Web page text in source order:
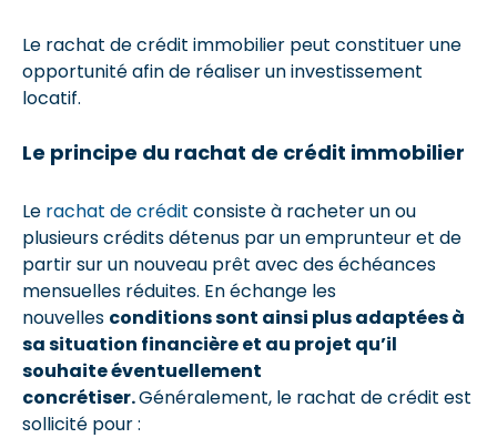
Le rachat de crédit immobilier peut constituer une
opportunité afin de réaliser un investissement
locatif.
Le principe du rachat de crédit immobilier
Le rachat de crédit consiste à racheter un ou
plusieurs crédits détenus par un emprunteur et de
partir sur un nouveau prêt avec des échéances
mensuelles réduites. En échange les
nouvelles conditions sont ainsi plus adaptées à
sa situation financière et au projet qu’il
souhaite éventuellement
concrétiser.Généralement, le rachat de crédit est
sollicité pour :